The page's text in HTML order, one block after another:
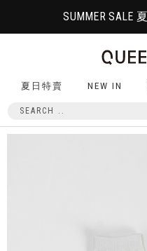
SUMMER SALE
夏日特賣 NEW IN